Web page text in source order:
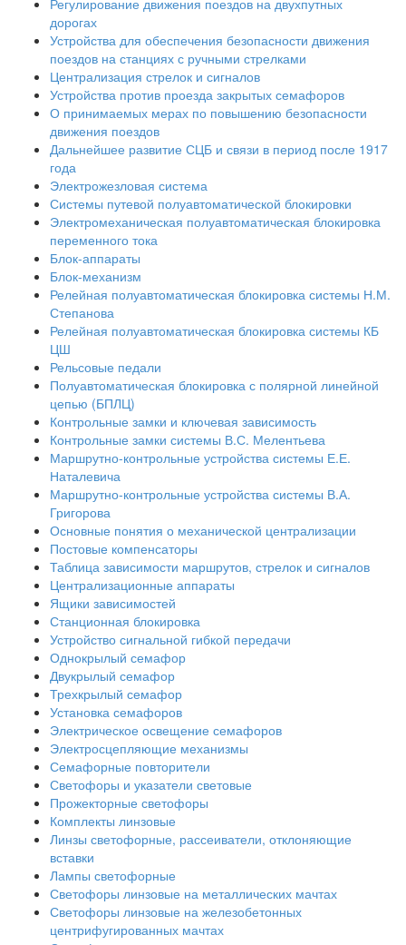
Регулирование движения поездов на двухпутных
дорогах
Устройства для обеспечения безопасности движения
поездов на станциях с ручными стрелками
Централизация стрелок и сигналов
Устройства против проезда закрытых семафоров
О принимаемых мерах по повышению безопасности
движения поездов
Дальнейшее развитие СЦБ и связи в период после 1917
года
Электрожезловая система
Системы путевой полуавтоматической блокировки
Электромеханическая полуавтоматическая блокировка
переменного тока
Блок-аппараты
Блок-механизм
Релейная полуавтоматическая блокировка системы Н.М.
Степанова
Релейная полуавтоматическая блокировка системы КБ
ЦШ
Рельсовые педали
Полуавтоматическая блокировка с полярной линейной
цепью (БПЛЦ)
Контрольные замки и ключевая зависимость
Контрольные замки системы В.С. Мелентьева
Маршрутно-контрольные устройства системы Е.Е.
Наталевича
Маршрутно-контрольные устройства системы В.А.
Григорова
Основные понятия о механической централизации
Постовые компенсаторы
Таблица зависимости маршрутов, стрелок и сигналов
Централизационные аппараты
Ящики зависимостей
Станционная блокировка
Устройство сигнальной гибкой передачи
Однокрылый семафор
Двукрылый семафор
Трехкрылый семафор
Установка семафоров
Электрическое освещение семафоров
Электросцепляющие механизмы
Семафорные повторители
Светофоры и указатели световые
Прожекторные светофоры
Комплекты линзовые
Линзы светофорные, рассеиватели, отклоняющие
вставки
Лампы светофорные
Светофоры линзовые на металлических мачтах
Светофоры линзовые на железобетонных
центрифугированных мачтах